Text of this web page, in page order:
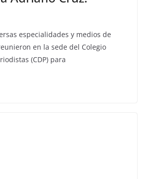
especialidades y medios de
en la sede del Colegio
(CDP) para